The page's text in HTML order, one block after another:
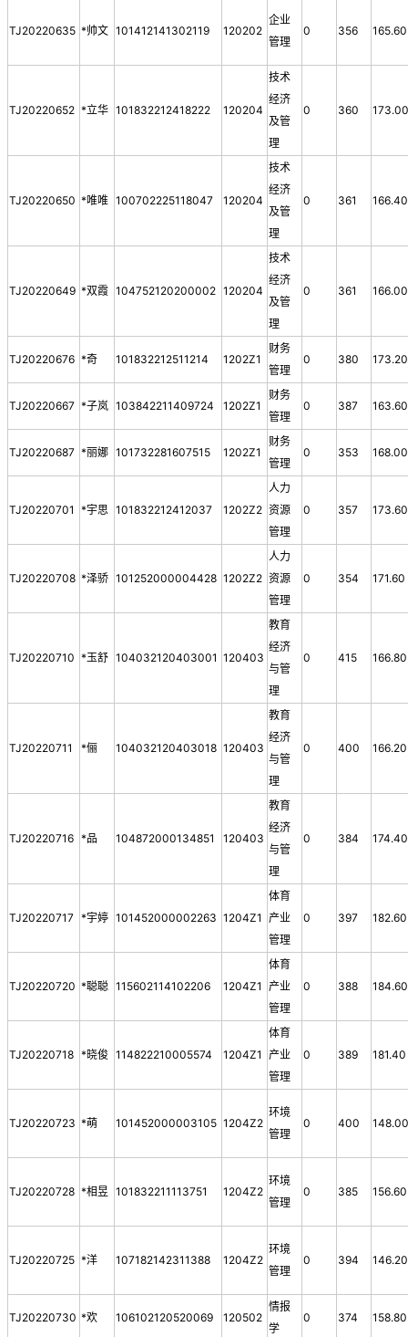
TJ20220635 *帅文 101412141302119 120202
企业
管理
0 356 165.60
TJ20220652 *立华 101832212418222 120204
技术
经济
及管
理
0 360
TJ20220650 *唯唯 100702225118047 120204
技术
经济
及管
理
0 361 166.40
TJ20220649 *双霞 104752120200002 120204
技术
经济
及管
理
0 361 166.00
TJ20220676 *奇 101832212511214 1202Z1
财务
管理
0 380 173.20
TJ20220667 *子岚 103842211409724 1202Z1
财务
管理
0 387 163.60
TJ20220687 *丽娜 101732281607515 1202Z1
财务
管理
0 353 168.00
TJ20220701 *宇思 101832212412037 1202Z2
人力
资源
管理
0 357 173.60
TJ20220708 *泽骄 101252000004428 1202Z2
人力
资源
管理
0 354 171.60
TJ20220710 *玉舒 104032120403001 120403
教育
经济
与管
理
0 415 166.80
TJ20220711 *俪 104032120403018 120403
教育
经济
与管
理
0 400 166.20
TJ20220716 *品 104872000134851 120403
教育
经济
与管
理
0 384 174.40
TJ20220717 *宇婷 101452000002263 1204Z1
体育
产业
管理
0 397 182.60
TJ20220720 *聪聪 115602114102206 1204Z1
体育
产业
管理
0 388 184.60
TJ20220718 *晓俊 114822210005574 1204Z1
体育
产业
管理
0 389 181.40
TJ20220723 *萌 101452000003105 1204Z2
环境
管理
0 400
TJ20220728 *相昱 101832211113751 1204Z2
环境
管理
0 385 156.60
TJ20220725 *洋 107182142311388 1204Z2
环境
管理
0 394 146.20
TJ20220730 *欢 106102120520069 120502
情报
学
0 374 158.80